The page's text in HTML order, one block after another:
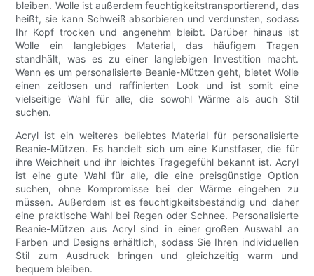
bleiben. Wolle ist außerdem feuchtigkeitstransportierend, das
heißt, sie kann Schweiß absorbieren und verdunsten, sodass
Ihr Kopf trocken und angenehm bleibt. Darüber hinaus ist
Wolle ein langlebiges Material, das häufigem Tragen
standhält, was es zu einer langlebigen Investition macht.
Wenn es um personalisierte Beanie-Mützen geht, bietet Wolle
einen zeitlosen und raffinierten Look und ist somit eine
vielseitige Wahl für alle, die sowohl Wärme als auch Stil
suchen.
Acryl ist ein weiteres beliebtes Material für personalisierte
Beanie-Mützen. Es handelt sich um eine Kunstfaser, die für
ihre Weichheit und ihr leichtes Tragegefühl bekannt ist. Acryl
ist eine gute Wahl für alle, die eine preisgünstige Option
suchen, ohne Kompromisse bei der Wärme eingehen zu
müssen. Außerdem ist es feuchtigkeitsbeständig und daher
eine praktische Wahl bei Regen oder Schnee. Personalisierte
Beanie-Mützen aus Acryl sind in einer großen Auswahl an
Farben und Designs erhältlich, sodass Sie Ihren individuellen
Stil zum Ausdruck bringen und gleichzeitig warm und
bequem bleiben.